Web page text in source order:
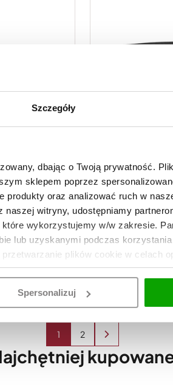
Szczegóły
dbając o Twoją prywatność.
sklepem poprzez
produkty oraz analizować ruch w
witryny, udostępniamy
wykorzystujemy w/w zakresie.
lub uzyskanymi podczas
plików cookie w celach
Spersonalizuj
DO KOSZYKA
Deska Gourmet
309
1 2